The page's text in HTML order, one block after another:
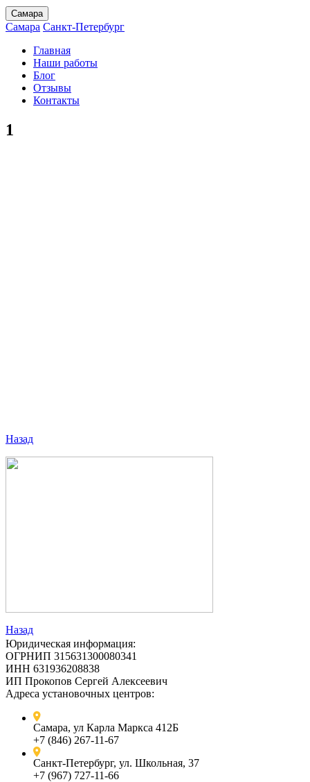
Самара
Самара Санкт-Петербург
Главная
Наши работы
Блог
Отзывы
Контакты
1
Назад
Назад
Юридическая информация:
ОГРНИП 315631300080341
ИНН 631936208838
ИП Прокопов Сергей Алексеевич
Адреса установочных центров:
Самара, ул Карла Маркса 412Б
+7 (846) 267-11-67
Санкт-Петербург, ул. Школьная, 37
+7 (967) 727-11-66